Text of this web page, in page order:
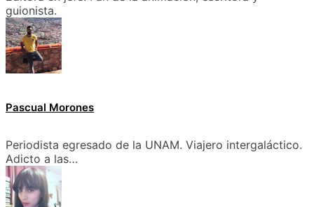
guionista.
Pascual Morones
Periodista egresado de la UNAM. Viajero intergaláctico.
Adicto a las…